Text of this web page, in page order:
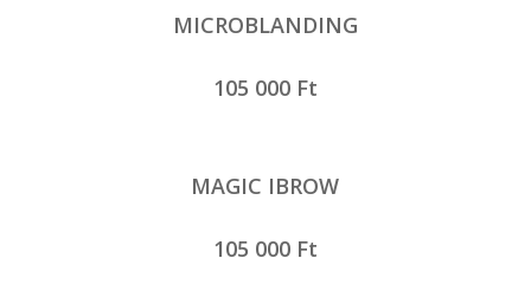
MICROBLANDING
105 000 Ft
MAGIC IBROW
105 000 Ft